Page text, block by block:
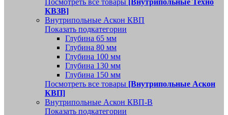
Посмотреть все товары [Внутрипольные Техно
КВЗВ]
Внутрипольные Аскон КВП
Показать подкатегории
Глубина 65 мм
Глубина 80 мм
Глубина 100 мм
Глубина 130 мм
Глубина 150 мм
Посмотреть все товары [Внутрипольные Аскон
КВП]
Внутрипольные Аскон КВП-В
Показать подкатегории